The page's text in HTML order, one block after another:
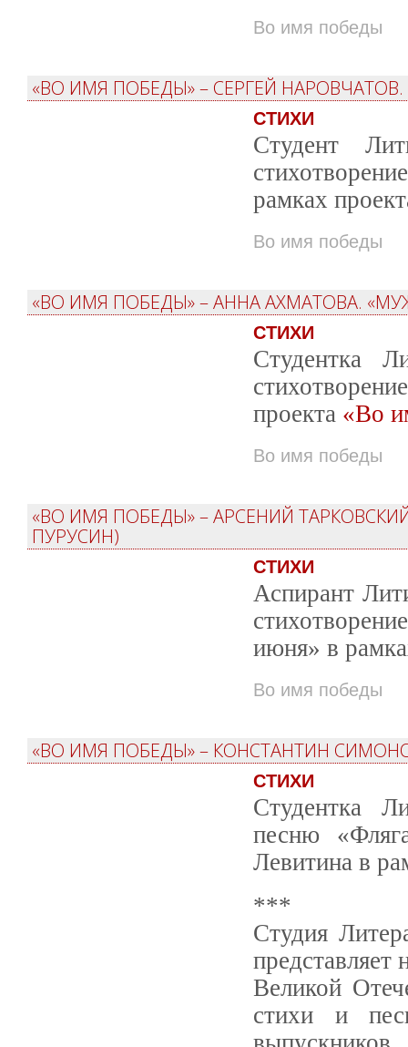
Во имя победы
«ВО ИМЯ ПОБЕДЫ» – СЕРГЕЙ
СТИХИ
Студент
рамках
Во имя победы
«ВО ИМЯ ПОБЕДЫ» – АННА АХМАТОВА.
СТИХИ
Студентка
проекта «Во
Во имя победы
«ВО ИМЯ ПОБЕДЫ» – АРСЕНИЙ
ПУРУСИН)
СТИХИ
Аспирант
июня» в
Во имя победы
«ВО ИМЯ ПОБЕДЫ» – КОНСТАНТИН
СТИХИ
Студентка
песню
Левитина в
***
Студия
Великой
стихи и